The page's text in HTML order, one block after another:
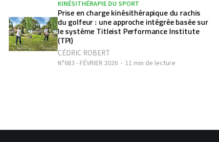
KINÉSITHÉRAPIE DU SPORT
Prise en charge kinésithérapique du rachis
du golfeur : une approche intégrée basée sur
le système Titleist Performance Institute
(TPI)
CÉDRIC ROBERT
N°683 - FÉVRIER 2026 11 min de lecture